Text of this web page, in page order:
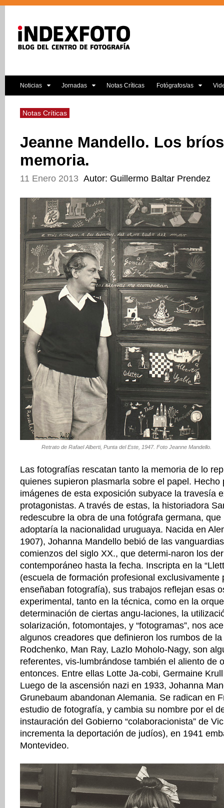
Noticias Jornadas Notas Críticas Fotógrafos/as
Notas Críticas
Jeanne Mandello. Los
memoria.
11 Enero 2013 Autor: Guillermo Baltar Prendez
Retrato de Rafael Alberti, Punta del Este, 1947. Foto Jeanne Mandello.
Las fotografías rescatan tanto la memoria de lo
quienes supieron plasmarla sobre el papel. Hecho
imágenes de esta exposición subyace la travesía
protagonistas. A través de estas, la historiadora
redescubre la obra de una fotógrafa germana,
adoptaría la nacionalidad uruguaya. Nacida en
1907), Johanna Mandello bebió de las
comienzos del siglo XX., que determi-naron los
contemporáneo hasta la fecha. Inscripta en la
(escuela de formación profesional exclusivamente
enseñaban fotografía), sus trabajos reflejan esas
experimental, tanto en la técnica, como en la
determinación de ciertas angu-laciones, la
solarización, fotomontajes, y “fotogramas”, nos
algunos creadores que definieron los rumbos de
Rodchenko, Man Ray, Lazlo Moholo-Nagy, son
referentes, vis-lumbrándose también el aliento de
entonces. Entre ellas Lotte Ja-cobi, Germaine
Luego de la ascensión nazi en 1933, Johanna
Grunebaum abandonan Alemania. Se radican en
estudio de fotografía, y cambia su nombre por el
instauración del Gobierno “colaboracionista” de
incrementa la deportación de judíos), en 1941
Montevideo.